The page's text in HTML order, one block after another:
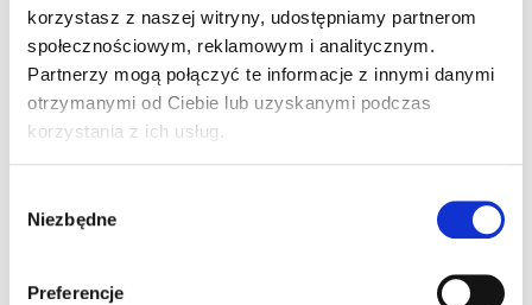
korzystasz z naszej witryny, udostępniamy partnerom
społecznościowym, reklamowym i analitycznym.
Partnerzy mogą połączyć te informacje z innymi danymi
otrzymanymi od Ciebie lub uzyskanymi podczas
korzystania z ich usług.
zgody
Niezbędne
Preferencje
Czytaj dalej na szkola-jazdy.pl
Maciej Piaszczyński
3 komentarze do “Wywiad „Szkoły
Jazdy”: Motoryzacja – to nie tylko